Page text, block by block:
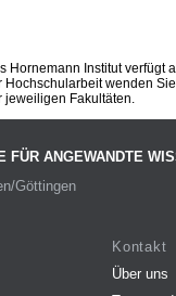
Hornemann Institut verfügt
Hochschularbeit wenden
jeweiligen Fakultäten.
FÜR ANGEWANDTE
Göttingen
Kontakt
Über uns